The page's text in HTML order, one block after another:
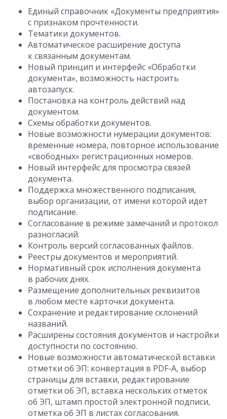
Единый справочник «Документы предприятия»
с признаком прочтенности.
Тематики документов.
Автоматическое расширение доступа
к связанным документам.
Новый принцип и интерфейс «Обработки
документа», возможность настроить
автозапуск.
Постановка на контроль действий над
документом.
Схемы обработки документов.
Новые возможности нумерации документов:
временные номера, повторное использование
«свободных» регистрационных номеров.
Новый интерфейс для просмотра связей
документа.
Поддержка множественного подписания,
выбор организации, от имени которой идет
подписание.
Согласование в режиме замечаний и протокол
разногласий.
Контроль версий согласованных файлов.
Реестры документов и мероприятий.
Нормативный срок исполнения документа
в рабочих днях.
Размещение дополнительных реквизитов
в любом месте карточки документа.
Сохранение и редактирование склонений
названий.
Расширены состояния документов и настройки
доступности по состоянию.
Новые возможности автоматической вставки
отметки об ЭП: конвертация в PDF-A, выбор
страницы для вставки, редактирование
отметки об ЭП, вставка нескольких отметок
об ЭП, штамп простой электронной подписи,
отметка об ЭП в листах согласования.